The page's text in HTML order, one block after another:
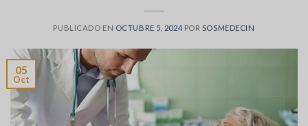
PUBLICADO EN OCTUBRE 5, 2024 POR SOSMEDECIN
05
Oct